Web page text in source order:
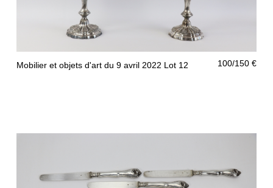
Mobilier et objets d'art du 9 avril 2022 Lot 12 100/150 €